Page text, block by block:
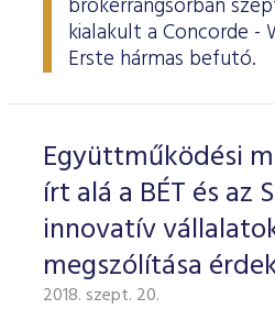
ESG Útmutató
brókerrangsorban
kialakult a Concorde -
Erste hármas befutó.
Együttműködési
írt alá a BÉT és az
innovatív
megszólítása
2018. szept. 20.